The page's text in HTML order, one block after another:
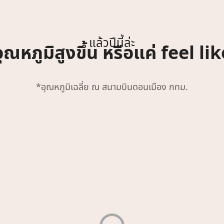
แล้วปีนี้ล่ะ
หภูมิสูงขึ้น หรือแค่ feel
*อุณหภูมิเฉลี่ย ณ สนามบินดอนเมือง กทม.